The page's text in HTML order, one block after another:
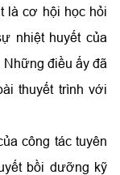
là cơ hội học hỏi
nhiệt huyết của
điều ấy đã
thuyết trình với
công tác tuyên
bồi dưỡng kỹ